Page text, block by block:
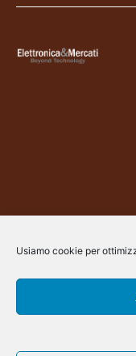
Usiamo cookie per